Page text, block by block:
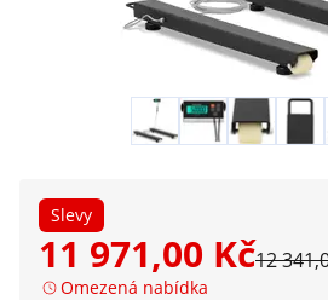
Slevy
11 971,00 Kč12
Omezená nabídka